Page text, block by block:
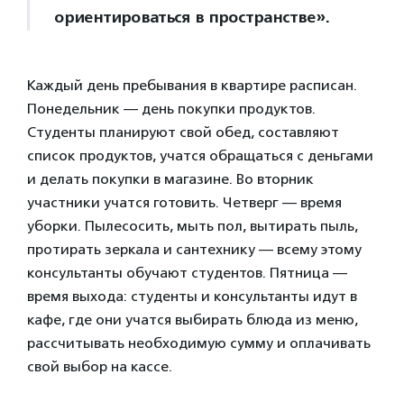
ориентироваться в пространстве».
Каждый день пребывания в квартире расписан.
Понедельник — день покупки продуктов.
Студенты планируют свой обед, составляют
список продуктов, учатся обращаться с деньгами
и делать покупки в магазине. Во вторник
участники учатся готовить. Четверг — время
уборки. Пылесосить, мыть пол, вытирать пыль,
протирать зеркала и сантехнику — всему этому
консультанты обучают студентов. Пятница —
время выхода: студенты и консультанты идут в
кафе, где они учатся выбирать блюда из меню,
рассчитывать необходимую сумму и оплачивать
свой выбор на кассе.